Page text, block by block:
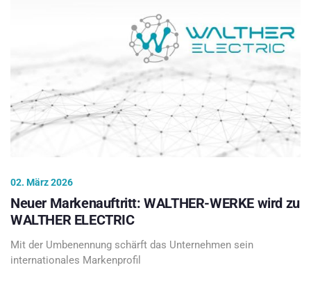
02. März 2026
Neuer Markenauftritt: WALTHER-WERKE wird zu
WALTHER ELECTRIC
Mit der Umbenennung schärft das Unternehmen sein
internationales Markenprofil